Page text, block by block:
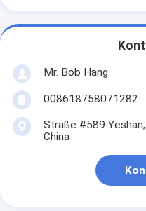
Mr. Bob Hang
008618758071282
Straße #589
China